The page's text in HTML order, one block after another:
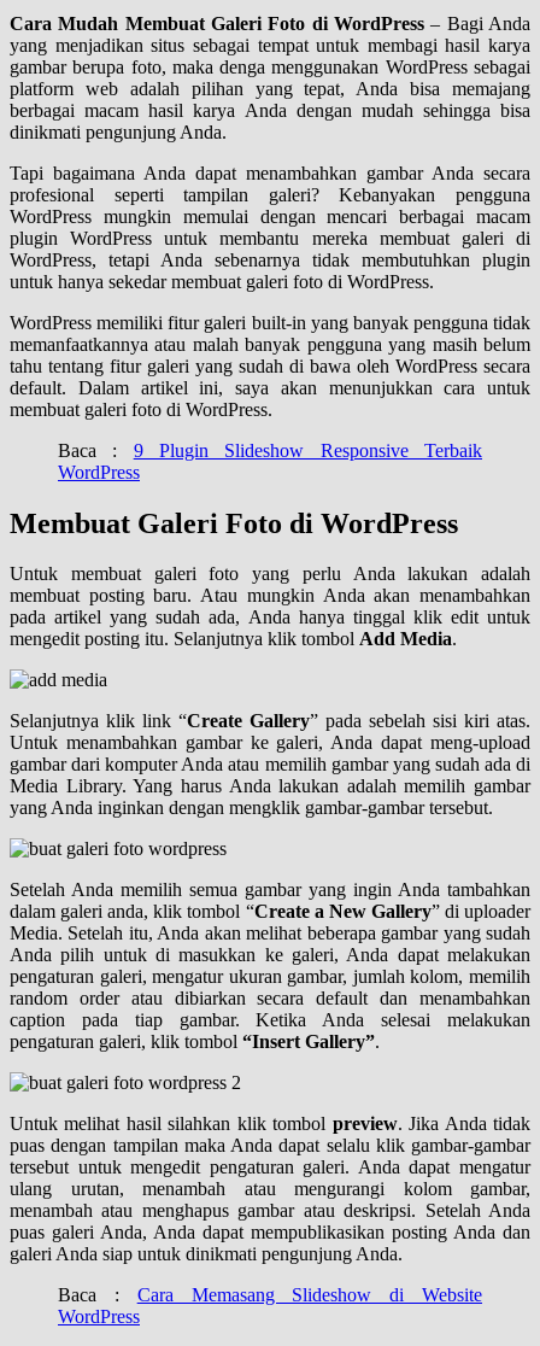
Cara Mudah Membuat Galeri Foto di WordPress – Bagi Anda
yang menjadikan situs sebagai tempat untuk membagi hasil karya
gambar berupa foto, maka denga menggunakan WordPress sebagai
platform web adalah pilihan yang tepat, Anda bisa memajang
berbagai macam hasil karya Anda dengan mudah sehingga bisa
dinikmati pengunjung Anda.
Tapi bagaimana Anda dapat menambahkan gambar Anda secara
profesional seperti tampilan galeri? Kebanyakan pengguna
WordPress mungkin memulai dengan mencari berbagai macam
plugin WordPress untuk membantu mereka membuat galeri di
WordPress, tetapi Anda sebenarnya tidak membutuhkan plugin
untuk hanya sekedar membuat galeri foto di WordPress.
WordPress memiliki fitur galeri built-in yang banyak pengguna tidak
memanfaatkannya atau malah banyak pengguna yang masih belum
tahu tentang fitur galeri yang sudah di bawa oleh WordPress secara
default. Dalam artikel ini, saya akan menunjukkan cara untuk
membuat galeri foto di WordPress.
Baca : 9 Plugin Slideshow Responsive Terbaik
WordPress
Membuat Galeri Foto di WordPress
Untuk membuat galeri foto yang perlu Anda lakukan adalah
membuat posting baru. Atau mungkin Anda akan menambahkan
pada artikel yang sudah ada, Anda hanya tinggal klik edit untuk
mengedit posting itu. Selanjutnya klik tombol Add Media.
Selanjutnya klik link “Create Gallery” pada sebelah sisi kiri atas.
Untuk menambahkan gambar ke galeri, Anda dapat meng-upload
gambar dari komputer Anda atau memilih gambar yang sudah ada di
Media Library. Yang harus Anda lakukan adalah memilih gambar
yang Anda inginkan dengan mengklik gambar-gambar tersebut.
Setelah Anda memilih semua gambar yang ingin Anda tambahkan
dalam galeri anda, klik tombol “Create a New Gallery” di uploader
Media. Setelah itu, Anda akan melihat beberapa gambar yang sudah
Anda pilih untuk di masukkan ke galeri, Anda dapat melakukan
pengaturan galeri, mengatur ukuran gambar, jumlah kolom, memilih
random order atau dibiarkan secara default dan menambahkan
caption pada tiap gambar. Ketika Anda selesai melakukan
pengaturan galeri, klik tombol “Insert Gallery”.
Untuk melihat hasil silahkan klik tombol preview. Jika Anda tidak
puas dengan tampilan maka Anda dapat selalu klik gambar-gambar
tersebut untuk mengedit pengaturan galeri. Anda dapat mengatur
ulang urutan, menambah atau mengurangi kolom gambar,
menambah atau menghapus gambar atau deskripsi. Setelah Anda
puas galeri Anda, Anda dapat mempublikasikan posting Anda dan
galeri Anda siap untuk dinikmati pengunjung Anda.
Baca : Cara Memasang Slideshow di Website
WordPress